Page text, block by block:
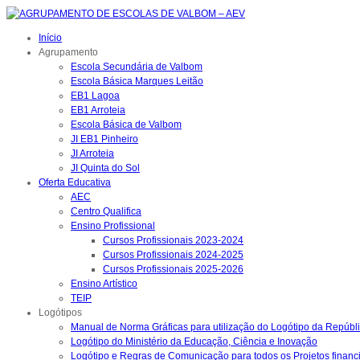
Início
Agrupamento
Escola Secundária de Valbom
Escola Básica Marques Leitão
EB1 Lagoa
EB1 Arroteia
Escola Básica de Valbom
JI EB1 Pinheiro
JI Arroteia
JI Quinta do Sol
Oferta Educativa
AEC
Centro Qualifica
Ensino Profissional
Cursos Profissionais 2023-2024
Cursos Profissionais 2024-2025
Cursos Profissionais 2025-2026
Ensino Artístico
TEIP
Logótipos
Manual de Norma Gráficas para utilização do Logótipo da
Logótipo do Ministério da Educação, Ciência e Inovação
Logótipo e Regras de Comunicação para todos os Projetos